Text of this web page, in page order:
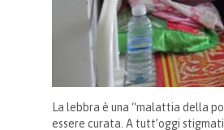
La lebbra è una “malattia della
essere curata. A tutt’oggi